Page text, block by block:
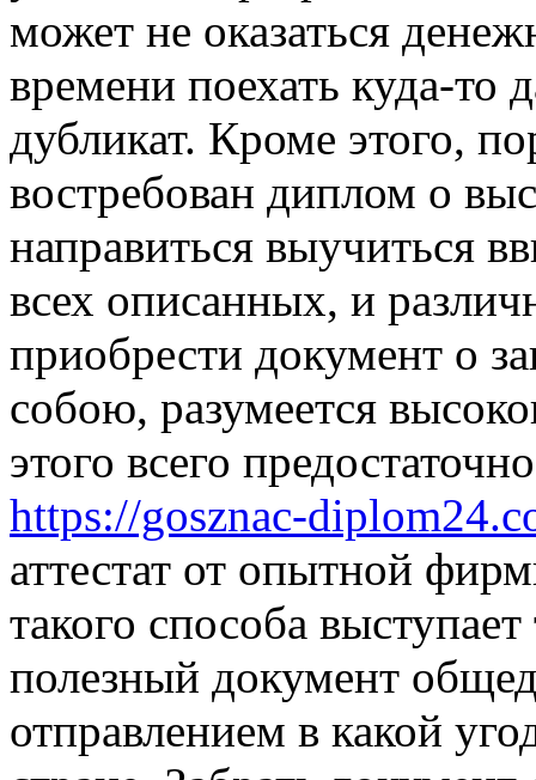
может не оказаться
времени поехать куда-то
дубликат. Кроме этого,
востребован диплом о
направиться выучиться
всех описанных, и
приобрести документ о
собою, разумеется
этого всего
https://gosznac-
аттестат от опытной
такого способа
полезный документ
отправлением в какой